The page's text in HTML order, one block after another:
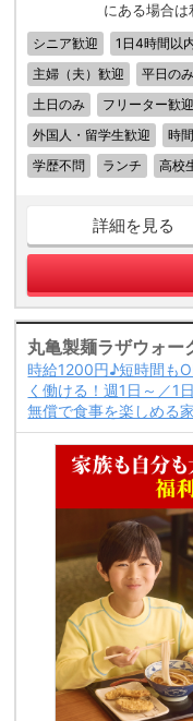
にある場合は
シニア歓迎 1日4時間以
主婦（夫）歓迎
平日のみ
土日のみ
フリーター歓迎
外国人・留学生歓迎
時
学歴不問
ランチ 高校
詳細を見る
丸亀製麺ラザウォー
時給1200円♪短時間も
く働ける！週1日～／1
無償で食事を楽しめる